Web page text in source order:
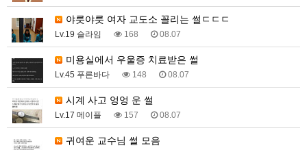
야릇야릇 여자 교도소 꼴리는 썰ㄷㄷㄷ
Lv.19 슬라임 168 08.07
미용실에서 우울증 치료받은 썰
Lv.45 푸른바다 148 08.07
시계 사고 엉엉 운 썰
Lv.17 메이플 157 08.07
귀여운 교수님 썰 모음